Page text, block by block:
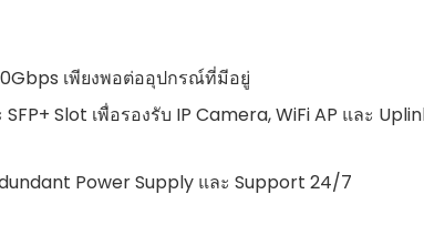
เพียงพอต่ออุปกรณ์ที่มีอยู่
Slot เพื่อรองรับ IP Camera, WiFi AP และ
Power Supply และ Support 24/7